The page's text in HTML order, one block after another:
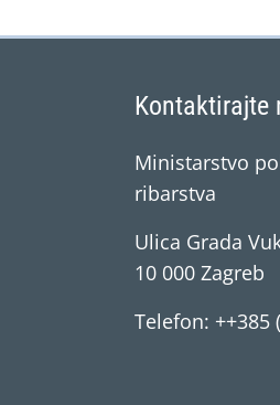
Kontaktirajte
Ministarstvo
ribarstva
Ulica Grada
10 000 Zagreb
Telefon: ++385